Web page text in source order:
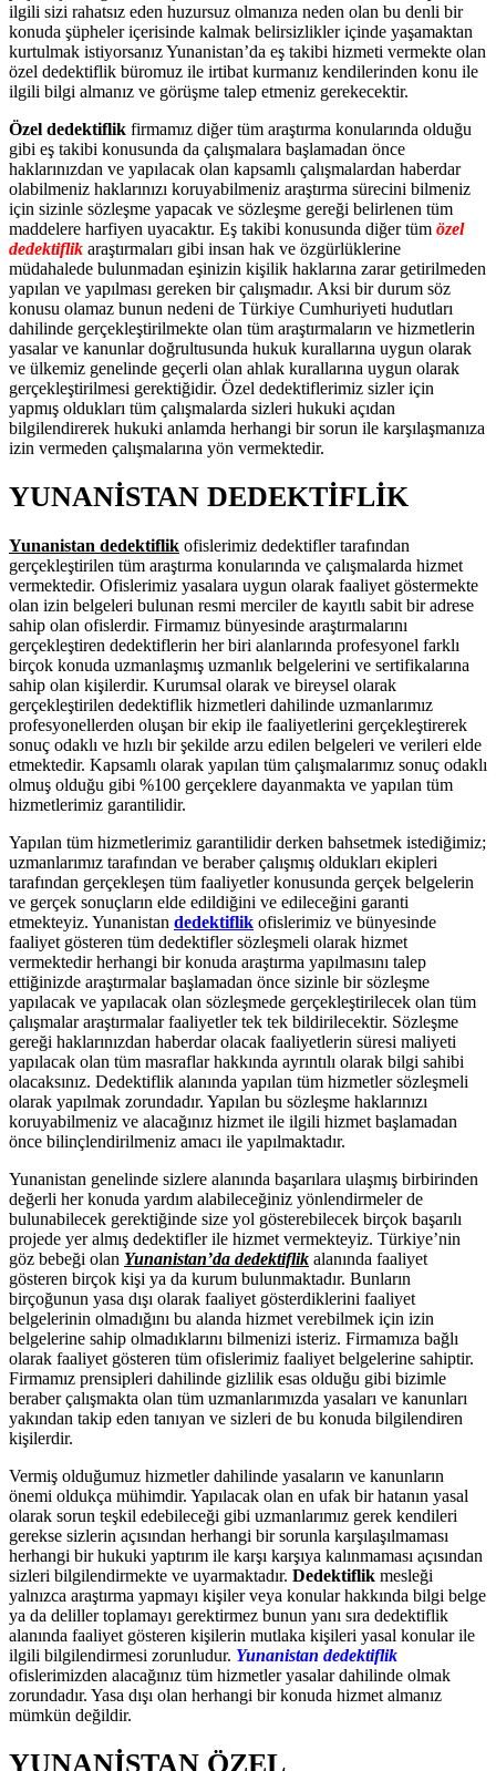
ilgili sizi rahatsız eden huzursuz olmanıza neden olan bu denli bir
konuda şüpheler içerisinde kalmak belirsizlikler içinde yaşamaktan
kurtulmak istiyorsanız Yunanistan’da eş takibi hizmeti vermekte olan
özel dedektiflik büromuz ile irtibat kurmanız kendilerinden konu ile
ilgili bilgi almanız ve görüşme talep etmeniz gerekecektir.
Özel dedektiflik firmamız diğer tüm araştırma konularında olduğu
gibi eş takibi konusunda da çalışmalara başlamadan önce
haklarınızdan ve yapılacak olan kapsamlı çalışmalardan haberdar
olabilmeniz haklarınızı koruyabilmeniz araştırma sürecini bilmeniz
için sizinle sözleşme yapacak ve sözleşme gereği belirlenen tüm
maddelere harfiyen uyacaktır. Eş takibi konusunda diğer tüm özel
dedektiflik araştırmaları gibi insan hak ve özgürlüklerine
müdahalede bulunmadan eşinizin kişilik haklarına zarar getirilmeden
yapılan ve yapılması gereken bir çalışmadır. Aksi bir durum söz
konusu olamaz bunun nedeni de Türkiye Cumhuriyeti hudutları
dahilinde gerçekleştirilmekte olan tüm araştırmaların ve hizmetlerin
yasalar ve kanunlar doğrultusunda hukuk kurallarına uygun olarak
ve ülkemiz genelinde geçerli olan ahlak kurallarına uygun olarak
gerçekleştirilmesi gerektiğidir. Özel dedektiflerimiz sizler için
yapmış oldukları tüm çalışmalarda sizleri hukuki açıdan
bilgilendirerek hukuki anlamda herhangi bir sorun ile karşılaşmanıza
izin vermeden çalışmalarına yön vermektedir.
YUNANİSTAN DEDEKTİFLİK
Yunanistan dedektiflik ofislerimiz dedektifler tarafından
gerçekleştirilen tüm araştırma konularında ve çalışmalarda hizmet
vermektedir. Ofislerimiz yasalara uygun olarak faaliyet göstermekte
olan izin belgeleri bulunan resmi merciler de kayıtlı sabit bir adrese
sahip olan ofislerdir. Firmamız bünyesinde araştırmalarını
gerçekleştiren dedektiflerin her biri alanlarında profesyonel farklı
birçok konuda uzmanlaşmış uzmanlık belgelerini ve sertifikalarına
sahip olan kişilerdir. Kurumsal olarak ve bireysel olarak
gerçekleştirilen dedektiflik hizmetleri dahilinde uzmanlarımız
profesyonellerden oluşan bir ekip ile faaliyetlerini gerçekleştirerek
sonuç odaklı ve hızlı bir şekilde arzu edilen belgeleri ve verileri elde
etmektedir. Kapsamlı olarak yapılan tüm çalışmalarımız sonuç odaklı
olmuş olduğu gibi %100 gerçeklere dayanmakta ve yapılan tüm
hizmetlerimiz garantilidir.
Yapılan tüm hizmetlerimiz garantilidir derken bahsetmek istediğimiz;
uzmanlarımız tarafından ve beraber çalışmış oldukları ekipleri
tarafından gerçekleşen tüm faaliyetler konusunda gerçek belgelerin
ve gerçek sonuçların elde edildiğini ve edileceğini garanti
etmekteyiz. Yunanistan dedektiflik ofislerimiz ve bünyesinde
faaliyet gösteren tüm dedektifler sözleşmeli olarak hizmet
vermektedir herhangi bir konuda araştırma yapılmasını talep
ettiğinizde araştırmalar başlamadan önce sizinle bir sözleşme
yapılacak ve yapılacak olan sözleşmede gerçekleştirilecek olan tüm
çalışmalar araştırmalar faaliyetler tek tek bildirilecektir. Sözleşme
gereği haklarınızdan haberdar olacak faaliyetlerin süresi maliyeti
yapılacak olan tüm masraflar hakkında ayrıntılı olarak bilgi sahibi
olacaksınız. Dedektiflik alanında yapılan tüm hizmetler sözleşmeli
olarak yapılmak zorundadır. Yapılan bu sözleşme haklarınızı
koruyabilmeniz ve alacağınız hizmet ile ilgili hizmet başlamadan
önce bilinçlendirilmeniz amacı ile yapılmaktadır.
Yunanistan genelinde sizlere alanında başarılara ulaşmış birbirinden
değerli her konuda yardım alabileceğiniz yönlendirmeler de
bulunabilecek gerektiğinde size yol gösterebilecek birçok başarılı
projede yer almış dedektifler ile hizmet vermekteyiz. Türkiye’nin
göz bebeği olan Yunanistan’da dedektiflik alanında faaliyet
gösteren birçok kişi ya da kurum bulunmaktadır. Bunların
birçoğunun yasa dışı olarak faaliyet gösterdiklerini faaliyet
belgelerinin olmadığını bu alanda hizmet verebilmek için izin
belgelerine sahip olmadıklarını bilmenizi isteriz. Firmamıza bağlı
olarak faaliyet gösteren tüm ofislerimiz faaliyet belgelerine sahiptir.
Firmamız prensipleri dahilinde gizlilik esas olduğu gibi bizimle
beraber çalışmakta olan tüm uzmanlarımızda yasaları ve kanunları
yakından takip eden tanıyan ve sizleri de bu konuda bilgilendiren
kişilerdir.
Vermiş olduğumuz hizmetler dahilinde yasaların ve kanunların
önemi oldukça mühimdir. Yapılacak olan en ufak bir hatanın yasal
olarak sorun teşkil edebileceği gibi uzmanlarımız gerek kendileri
gerekse sizlerin açısından herhangi bir sorunla karşılaşılmaması
herhangi bir hukuki yaptırım ile karşı karşıya kalınmaması açısından
sizleri bilgilendirmekte ve uyarmaktadır. Dedektiflik mesleği
yalnızca araştırma yapmayı kişiler veya konular hakkında bilgi belge
ya da deliller toplamayı gerektirmez bunun yanı sıra dedektiflik
alanında faaliyet gösteren kişilerin mutlaka kişileri yasal konular ile
ilgili bilgilendirmesi zorunludur. Yunanistan dedektiflik
ofislerimizden alacağınız tüm hizmetler yasalar dahilinde olmak
zorundadır. Yasa dışı olan herhangi bir konuda hizmet almanız
mümkün değildir.
YUNANİSTAN ÖZEL